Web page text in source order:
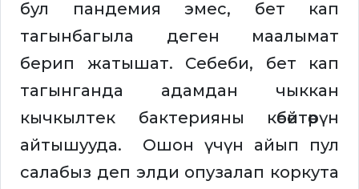
бул пандемия эмес, бет кап
тагынбагыла деген маалымат
берип жатышат. Себеби, бет кап
тагынганда адамдан чыккан
кычкылтек бактерияны көбөйтөөрүн
айтышууда. Ошон үчүн айып пул
салабыз деп элди опузалап коркута